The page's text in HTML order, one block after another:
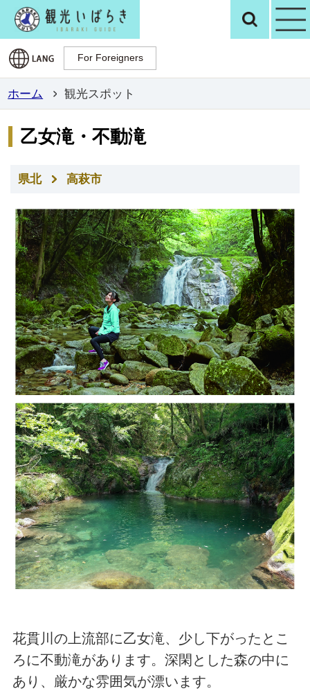
観光いばらき検
For Foreigners
For Foreigners
ホーム 観光スポット
乙女滝・不動滝
県北 高萩市
花貫川の上流部に乙女滝、少し下がったとこ
ろに不動滝があります。深閑とした森の中に
あり、厳かな雰囲気が漂います。